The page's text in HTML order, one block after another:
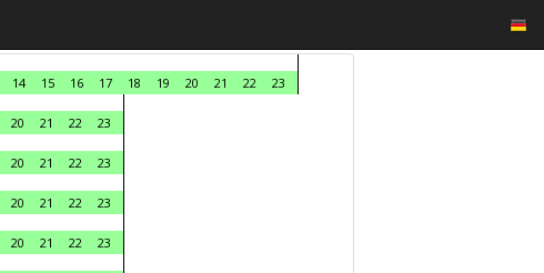
14 15 16 17 18 19 20 21 22
23
20 21 22
23
20 21 22
23
20 21 22
23
20 21 22
23